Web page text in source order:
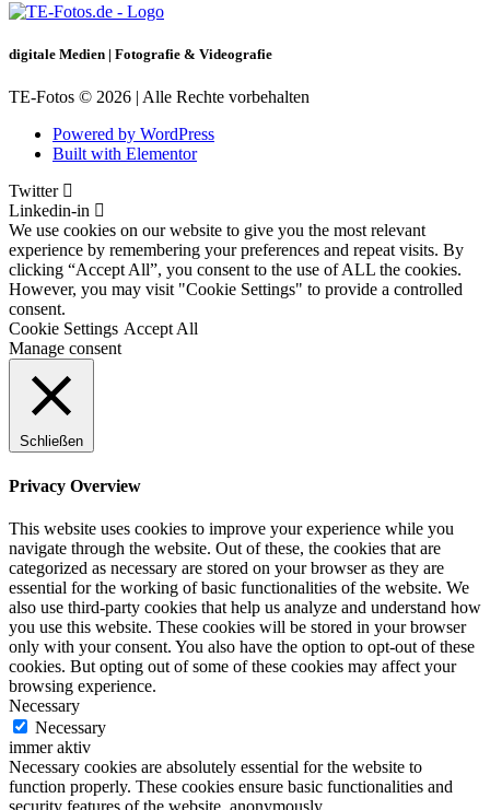
digitale Medien | Fotografie & Videografie
TE-Fotos © 2026 | Alle Rechte vorbehalten
Powered by WordPress
Built with Elementor
Twitter
Linkedin-in
We use cookies on our website to give you the most relevant
experience by remembering your preferences and repeat visits. By
clicking “Accept All”, you consent to the use of ALL the cookies.
However, you may visit "Cookie Settings" to provide a controlled
consent.
Cookie Settings Accept All
Manage consent
Schließen
Privacy Overview
This website uses cookies to improve your experience while you
navigate through the website. Out of these, the cookies that are
categorized as necessary are stored on your browser as they are
essential for the working of basic functionalities of the website. We
also use third-party cookies that help us analyze and understand how
you use this website. These cookies will be stored in your browser
only with your consent. You also have the option to opt-out of these
cookies. But opting out of some of these cookies may affect your
browsing experience.
Necessary
Necessary
immer aktiv
Necessary cookies are absolutely essential for the website to
function properly. These cookies ensure basic functionalities and
security features of the website, anonymously.